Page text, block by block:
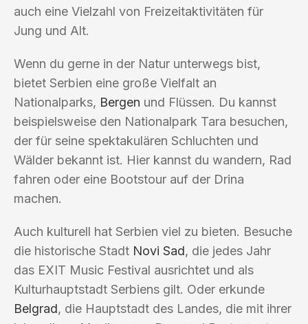
auch eine Vielzahl von Freizeitaktivitäten für
Jung und Alt.
Wenn du gerne in der Natur unterwegs bist,
bietet Serbien eine große Vielfalt an
Nationalparks, Bergen und Flüssen. Du kannst
beispielsweise den Nationalpark Tara besuchen,
der für seine spektakulären Schluchten und
Wälder bekannt ist. Hier kannst du wandern, Rad
fahren oder eine Bootstour auf der Drina
machen.
Auch kulturell hat Serbien viel zu bieten. Besuche
die historische Stadt Novi Sad, die jedes Jahr
das EXIT Music Festival ausrichtet und als
Kulturhauptstadt Serbiens gilt. Oder erkunde
Belgrad, die Hauptstadt des Landes, die mit ihrer